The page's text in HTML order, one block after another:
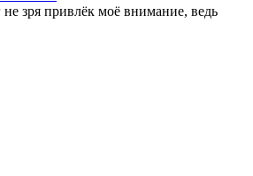
зря привлёк моё внимание, ведь